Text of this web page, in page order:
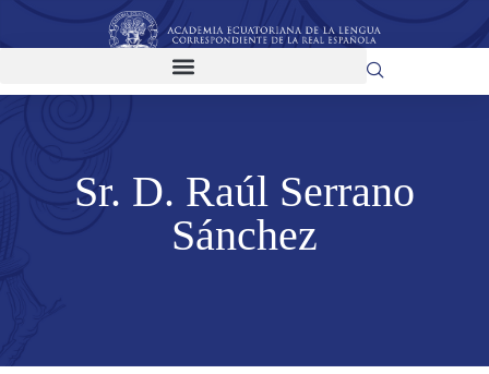
Sr. D. Raúl Serrano
Sánchez